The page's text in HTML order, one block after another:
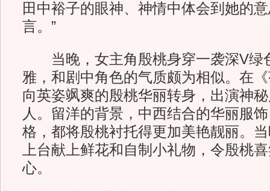
田中裕子的眼神、神情中体会到她的
言。”
当晚，女主角殷桃身穿一袭深V绿
雅，和剧中角色的气质颇为相似。在
向英姿飒爽的殷桃华丽转身，出演神
人。留洋的背景，中西结合的华丽服
格，都将殷桃衬托得更加美艳靓丽。
上台献上鲜花和自制小礼物，令殷桃
心。